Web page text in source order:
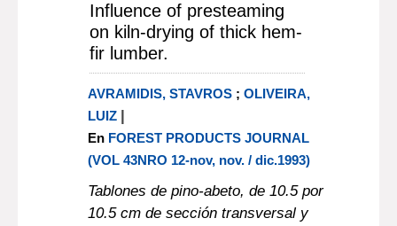
Influence of presteaming
on kiln-drying of thick hem-
fir lumber.
AVRAMIDIS, STAVROS; OLIVEIRA,
LUIZ |
En FOREST PRODUCTS JOURNAL
(VOL 43NRO 12-nov, nov. / dic.1993)
Tablones de pino-abeto, de 10.5 por
10.5 cm de sección transversal y